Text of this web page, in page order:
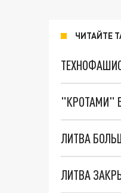
ЧИТАЙТЕ
"КРОТАМИ"
ЛИТВА